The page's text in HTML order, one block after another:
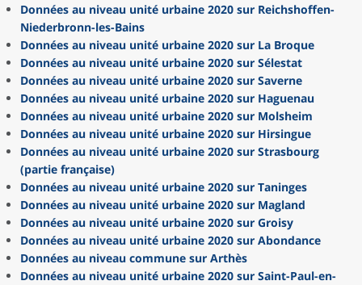
Données au niveau unité urbaine 2020 sur Reichshoffen-
Niederbronn-les-Bains
Données au niveau unité urbaine 2020 sur La Broque
Données au niveau unité urbaine 2020 sur Sélestat
Données au niveau unité urbaine 2020 sur Saverne
Données au niveau unité urbaine 2020 sur Haguenau
Données au niveau unité urbaine 2020 sur Molsheim
Données au niveau unité urbaine 2020 sur Hirsingue
Données au niveau unité urbaine 2020 sur Strasbourg
(partie française)
Données au niveau unité urbaine 2020 sur Taninges
Données au niveau unité urbaine 2020 sur Magland
Données au niveau unité urbaine 2020 sur Groisy
Données au niveau unité urbaine 2020 sur Abondance
Données au niveau commune sur Arthès
Données au niveau unité urbaine 2020 sur Saint-Paul-en-